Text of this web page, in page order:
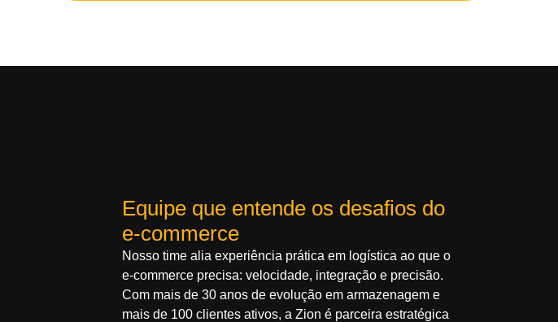
Equipe que entende os desafios do
e-commerce
Nosso time alia experiência prática em logística ao que o
e-commerce precisa: velocidade, integração e precisão.
Com mais de 30 anos de evolução em armazenagem e
mais de 100 clientes ativos, a Zion é parceira estratégica